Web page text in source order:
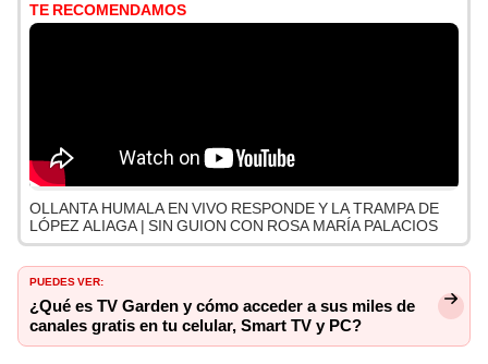
TE RECOMENDAMOS
OLLANTA HUMALA EN VIVO RESPONDE Y LA TRAMPA DE
LÓPEZ ALIAGA | SIN GUION CON ROSA MARÍA PALACIOS
PUEDES VER:
¿Qué es TV Garden y cómo acceder a sus miles de
canales gratis en tu celular, Smart TV y PC?